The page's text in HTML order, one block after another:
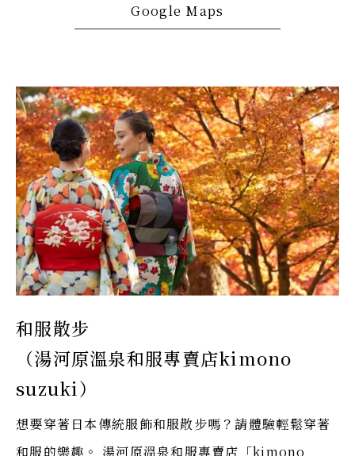
Google Maps
和服散步
（湯河原溫泉和服專賣店kimono
suzuki）
想要穿著日本傳統服飾和服散步嗎？請體驗輕鬆穿著
和服的樂趣。 湯河原溫泉和服專賣店「kimono